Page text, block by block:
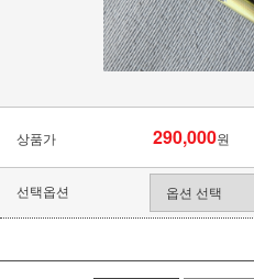
상품가 290,000원
선택옵션